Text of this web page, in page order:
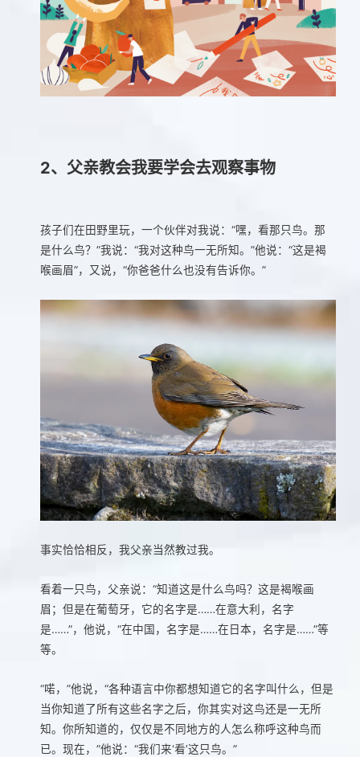
2、父亲教会我要学会去观察事物
孩子们在田野里玩，一个伙伴对我说：“嘿，看那只鸟。那
是什么鸟？”我说：“我对这种鸟一无所知。”他说：“这是褐
喉画眉”，又说，“你爸爸什么也没有告诉你。”
事实恰恰相反，我父亲当然教过我。
看着一只鸟，父亲说：“知道这是什么鸟吗？这是褐喉画
眉；但是在葡萄牙，它的名字是……在意大利，名字
是……”，他说，“在中国，名字是……在日本，名字是……”等
等。
“喏，”他说，“各种语言中你都想知道它的名字叫什么，但是
当你知道了所有这些名字之后，你其实对这鸟还是一无所
知。你所知道的，仅仅是不同地方的人怎么称呼这种鸟而
已。现在，”他说：“我们来‘看’这只鸟。”